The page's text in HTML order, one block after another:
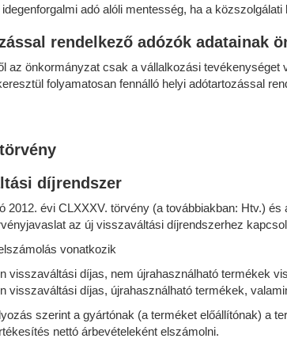
adó alóli mentesség, ha a
rendelkező adózók adatainak
az önkormányzat csak a vállalkozási
folyamatosan fennálló helyi adótartozással
díjrendszer
2012. évi CLXXXV. törvény (a továbbiakban: Htv.)
az új visszaváltási díjrendszerhez
vonatkozik
visszaváltási díjas, nem újrahasználható termékek
visszaváltási díjas, újrahasználható termékek,
szerint a gyártónak (a terméket előállítónak) a
nettó árbevételeként elszámolni.